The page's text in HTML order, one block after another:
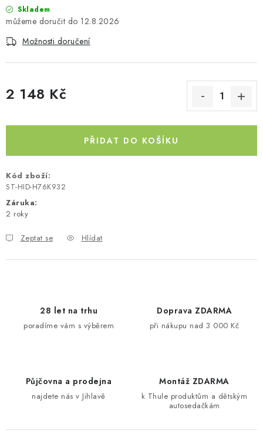
DÁRKOVÉ POUKAZY
Obchodní podmínky
Skladem
12.8.2026
Možnosti doručení
2 148 Kč
PŘIDAT DO KOŠÍKU
Kód zboží:
ST-HID-H76K932
Záruka:
2 roky
Zeptat se Hlídat
28 let na trhu
poradíme vám s výběrem
Doprava ZDARMA
při nákupu nad 3 000 Kč
Půjčovna a prodejna
najdete nás v Jihlavě
Montáž ZDARMA
k Thule produktům a dětským
autosedačkám